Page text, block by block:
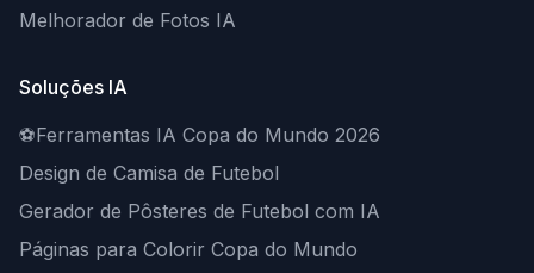
Melhorador de Fotos IA
Soluções IA
⚽Ferramentas IA Copa do Mundo 2026
Design de Camisa de Futebol
Gerador de Pôsteres de Futebol com IA
Páginas para Colorir Copa do Mundo